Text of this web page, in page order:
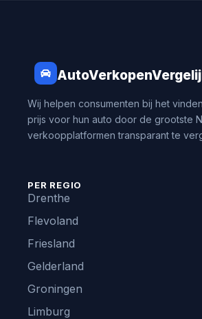
Wij helpen consumenten bij het
prijs voor hun auto door de grootste
verkoopplatformen transparant te
PER REGIO
Drenthe
Flevoland
Friesland
Gelderland
Groningen
Limburg